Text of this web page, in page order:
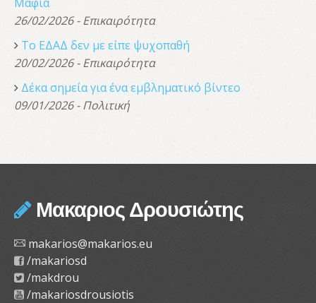
26/02/2026 - Επικαιρότητα
Το ΕΔΑΔ δεν με είπε ψυχοπαθή
20/02/2026 - Επικαιρότητα
Δέκα σημεία για ένα εμβληματικό βίντεο
09/01/2026 - Πολιτική
Μακαριος Δρουσιώτης
makarios@makarios.eu
/makariosd
/makdrou
/makariosdrousiotis